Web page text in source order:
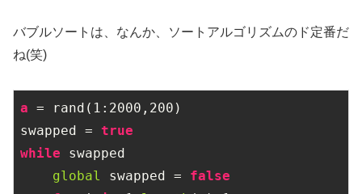
バブルソートは、なんか、ソートアルゴリズムのド定番だ
ね(笑)
a = rand( 1 : 2000 , 200 )
swapped = true
while swapped
global
swapped = false